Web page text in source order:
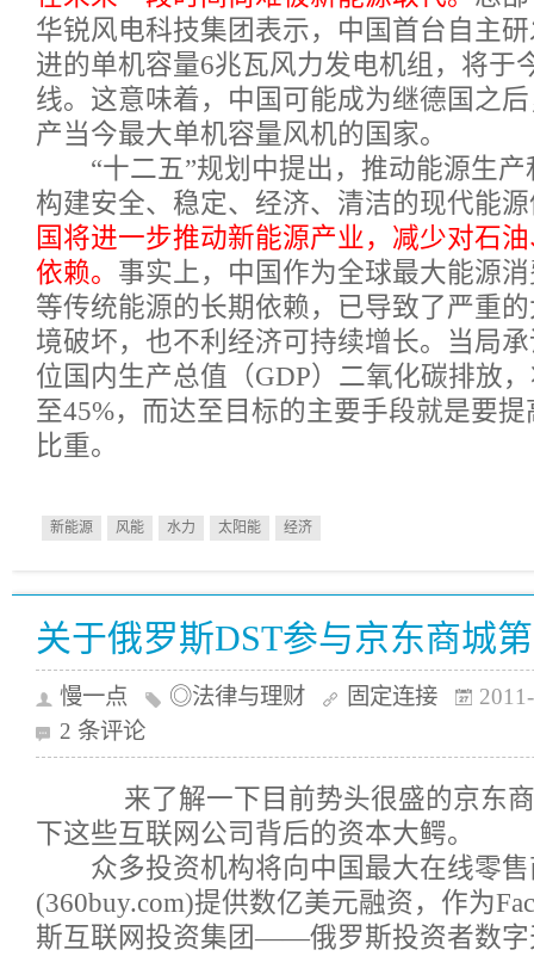
华锐风电科技集团表示，中国首台自主
进的单机容量6兆瓦风力发电机组，将于
线。这意味着，中国可能成为继德国之
产当今最大单机容量风机的国家。
“十二五”规划中提出，推动能源生产
构建安全、稳定、经济、清洁的现代能
国将进一步推动新能源产业，减少对石
依赖。 事实上，中国作为全球最大能源
等传统能源的长期依赖，已导致了严重
境破坏，也不利经济可持续增长。当局
位国内生产总值（GDP）二氧化碳排放
至45%，而达至目标的主要手段就是要
比重。
新能源 风能 水力 太阳能 经济
关于俄罗斯DST参与京东商城
慢一点 ◎法律与理财 固定连接
2 条评论
来了解一下目前势头很盛的京东商
下这些互联网公司背后的资本大鳄。
众多投资机构将向中国最大在线零售
(360buy.com)提供数亿美元融资，作为
斯互联网投资集团——俄罗斯投资者数字